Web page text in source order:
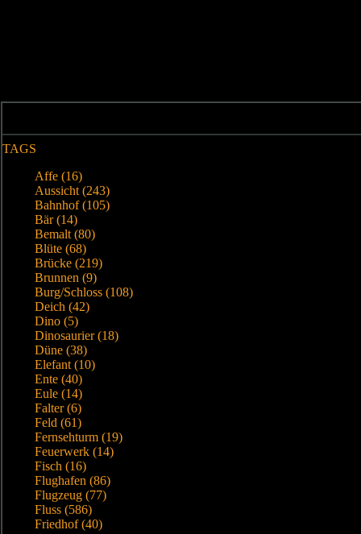
TAGS
Affe (16)
Aussicht (243)
Bahnhof (105)
Bär (14)
Bemalt (80)
Blüte (68)
Brücke (219)
Brunnen (9)
Burg/Schloss (108)
Deich (42)
Dino (5)
Dinosaurier (18)
Düne (38)
Elefant (10)
Ente (40)
Eule (14)
Falter (6)
Feld (61)
Fernsehturm (19)
Feuerwerk (14)
Fisch (16)
Flughafen (86)
Flugzeug (77)
Fluss (586)
Friedhof (40)